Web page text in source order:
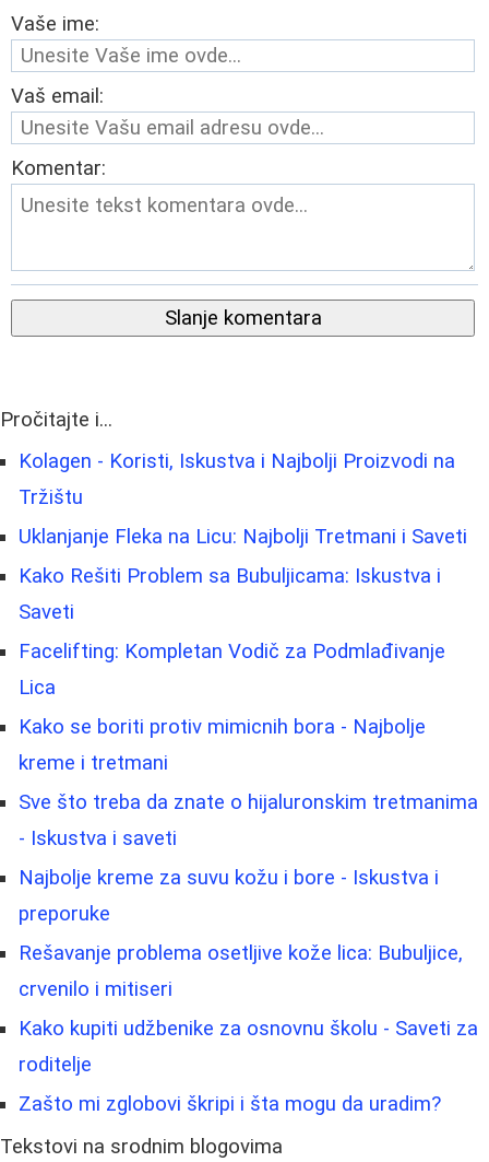
Vaše ime:
Vaš email:
Komentar:
Slanje komentara
Pročitajte i...
Kolagen - Koristi, Iskustva i Najbolji Proizvodi na
Tržištu
Uklanjanje Fleka na Licu: Najbolji Tretmani i Saveti
Kako Rešiti Problem sa Bubuljicama: Iskustva i
Saveti
Facelifting: Kompletan Vodič za Podmlađivanje
Lica
Kako se boriti protiv mimicnih bora - Najbolje
kreme i tretmani
Sve što treba da znate o hijaluronskim tretmanima
- Iskustva i saveti
Najbolje kreme za suvu kožu i bore - Iskustva i
preporuke
Rešavanje problema osetljive kože lica: Bubuljice,
crvenilo i mitiseri
Kako kupiti udžbenike za osnovnu školu - Saveti za
roditelje
Zašto mi zglobovi škripi i šta mogu da uradim?
Tekstovi na srodnim blogovima